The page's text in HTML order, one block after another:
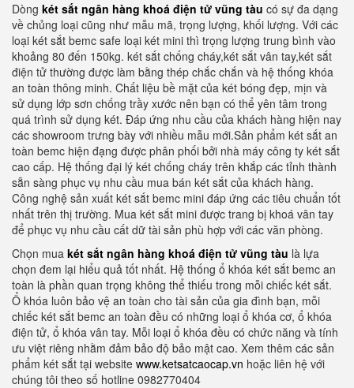
Dòng két sắt ngân hàng khoá điện tử vũng tàu có sự đa dạng
về chủng loại cũng như mẫu mã, trọng lượng, khối lượng. Với các
loại két sắt bemc safe loại két mini thì trọng lượng trung bình vào
khoảng 80 đến 150kg. két sắt chống cháy,két sắt vân tay,két sắt
điện tử thường được làm bằng thép chắc chắn và hệ thống khóa
an toàn thông minh. Chất liệu bề mặt của két bóng đẹp, mịn và
sử dụng lớp sơn chống trầy xước nên bạn có thể yên tâm trong
quá trình sử dụng két. Đáp ứng nhu cầu của khách hàng hiện nay
các showroom trưng bày với nhiều mẫu mới.Sản phẩm két sắt an
toàn bemc hiện đạng được phân phối bởi nhà máy công ty két sắt
cao cấp. Hệ thống đại lý két chống cháy trên khắp các tỉnh thành
sẵn sàng phục vụ nhu cầu mua bán két sắt của khách hàng.
Công nghệ sản xuất két sắt bemc mini đáp ứng các tiêu chuẩn tốt
nhất trên thị trường. Mua két sắt mini được trang bị khoá vân tay
để phục vụ nhu cầu cất dữ tài sản phù hợp với các văn phòng.
Chọn mua két sắt ngân hàng khoá điện tử vũng tàu là lựa
chọn đem lại hiểu quả tốt nhất. Hệ thống ổ khóa két sắt bemc an
toàn là phần quan trọng không thể thiếu trong mỗi chiếc két sắt.
Ổ khóa luôn bảo vệ an toàn cho tài sản của gia đình bạn, mỗi
chiếc két sắt bemc an toàn đều có những loại ổ khóa cơ, ổ khóa
điện tử, ổ khóa vân tay. Mỗi loại ổ khóa đều có chức năng và tính
ưu việt riêng nhằm đảm bảo độ bảo mật cao. Xem thêm các sản
phẩm két sắt tại website www.ketsatcaocap.vn hoặc liên hệ với
chúng tôi theo số hotline 0982770404